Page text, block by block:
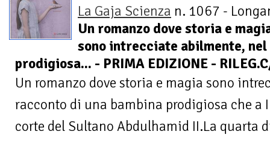
La Gaja Scienza n. 1067 -
Un romanzo dove storia e
sono intrecciate abilmente,
prodigiosa... - PRIMA EDIZIONE -
Un romanzo dove storia e magia sono
racconto di una bambina prodigiosa che
corte del Sultano Abdulhamid II.La quarta